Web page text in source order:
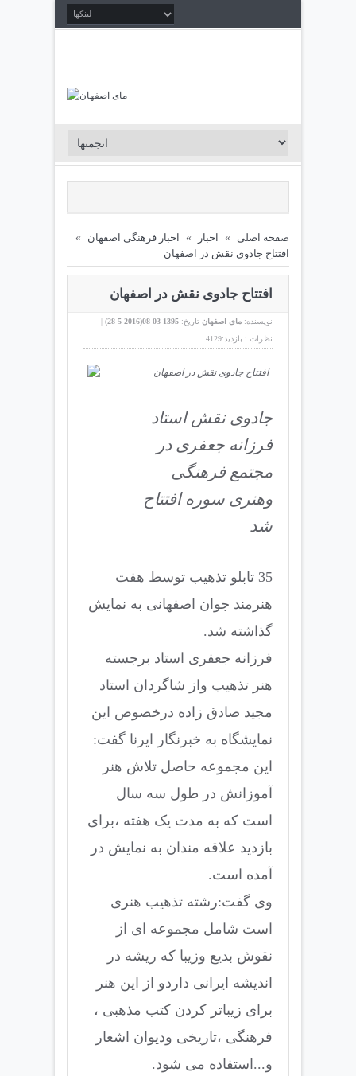
صفحه اصلی » اخبار » اخبار فرهنگی اصفهان »
افتتاح جادوی نقش در اصفهان
افتتاح جادوی نقش در اصفهان
نویسنده: مای اصفهان تاریخ: 1395-03-08(
2016-5-28
)
|
نظرات : بازدید:4129
جادوی نقش استاد
فرزانه جعفری در
مجتمع فرهنگی
وهنری سوره افتتاح
شد
35 تابلو تذهیب توسط هفت
هنرمند جوان اصفهانی به نمایش
گذاشته شد.
فرزانه جعفری استاد برجسته
هنر تذهیب واز شاگردان استاد
مجید صادق زاده درخصوص این
نمایشگاه به خبرنگار ایرنا گفت:
این مجموعه حاصل تلاش هنر
آموزانش در طول سه سال
است که به مدت یک هفته ،برای
بازدید علاقه مندان به نمایش در
آمده است.
وی گفت:رشته تذهیب هنری
است شامل مجموعه ای از
نقوش بدیع وزیبا که ریشه در
اندیشه ایرانی داردو از این هنر
برای زیباتر کردن کتب مذهبی ،
فرهنگی ،تاریخی ودیوان اشعار
و...استفاده می شود.